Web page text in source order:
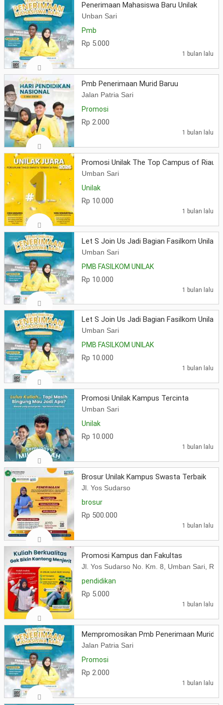
Penerimaan Mahasiswa Baru Unilak
Unban Sari
Pmb
Rp 5.000
1 bulan lalu
Pmb Penerimaan Murid Baruu
Jalan Patria Sari
Promosi
Rp 2.000
1 bulan lalu
Promosi Unilak The Top Campus of Riau
Umban Sari
Unilak
Rp 10.000
1 bulan lalu
Let S Join Us Jadi Bagian Fasilkom Unilak
Umban Sari
PMB FASILKOM UNILAK
Rp 10.000
1 bulan lalu
Let S Join Us Jadi Bagian Fasilkom Unilak
Umban Sari
PMB FASILKOM UNILAK
Rp 10.000
1 bulan lalu
Promosi Unilak Kampus Tercinta
Umban Sari
Unilak
Rp 10.000
1 bulan lalu
Brosur Unilak Kampus Swasta Terbaik
Jl. Yos Sudarso
brosur
Rp 500.000
1 bulan lalu
Promosi Kampus dan Fakultas
Jl. Yos Sudarso No. Km. 8, Umban Sari,
pendidikan
Rp 5.000
1 bulan lalu
Mempromosikan Pmb Penerimaan Murid
Jalan Patria Sari
Promosi
Rp 2.000
1 bulan lalu